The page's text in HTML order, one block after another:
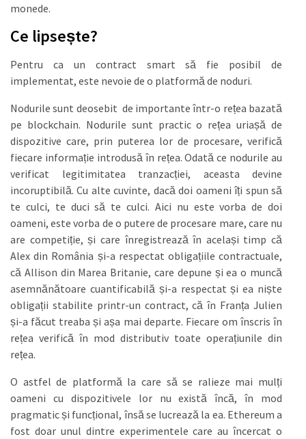
monede.
Ce lipsește?
Pentru ca un contract smart să fie posibil de
implementat, este nevoie de o platformă de noduri.
Nodurile sunt deosebit de importante într-o rețea bazată
pe blockchain. Nodurile sunt practic o rețea uriașă de
dispozitive care, prin puterea lor de procesare, verifică
fiecare informație introdusă în rețea. Odată ce nodurile au
verificat legitimitatea tranzacției, aceasta devine
incoruptibilă. Cu alte cuvinte, dacă doi oameni îți spun să
te culci, te duci să te culci. Aici nu este vorba de doi
oameni, este vorba de o putere de procesare mare, care nu
are competiție, și care înregistrează în același timp că
Alex din România și-a respectat obligațiile contractuale,
că Allison din Marea Britanie, care depune și ea o muncă
asemnănătoare cuantificabilă și-a respectat și ea niște
obligații stabilite printr-un contract, că în Franța Julien
și-a făcut treaba și așa mai departe. Fiecare om înscris în
rețea verifică în mod distributiv toate operațiunile din
rețea.
O astfel de platformă la care să se ralieze mai mulți
oameni cu dispozitivele lor nu există încă, în mod
pragmatic și funcțional, însă se lucrează la ea. Ethereum a
fost doar unul dintre experimentele care au încercat o